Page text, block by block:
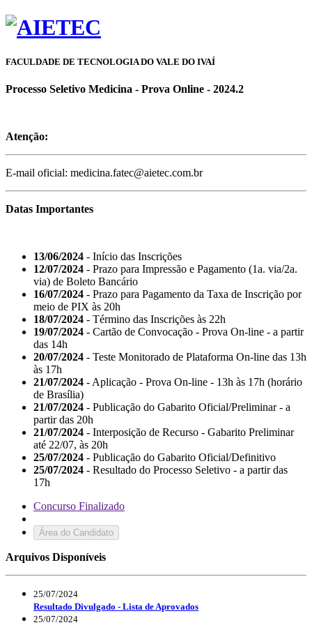
FACULDADE DE TECNOLOGIA DO VALE DO IVAÍ
Processo Seletivo Medicina - Prova Online - 2024.2
Atenção:
E-mail oficial: medicina.fatec@aietec.com.br
Datas Importantes
13/06/2024 - Início das Inscrições
12/07/2024 - Prazo para Impressão e Pagamento (1a. via/2a.
via) de Boleto Bancário
16/07/2024 - Prazo para Pagamento da Taxa de Inscrição por
meio de PIX às 20h
18/07/2024 - Término das Inscrições às 22h
19/07/2024 - Cartão de Convocação - Prova On-line - a partir
das 14h
20/07/2024 - Teste Monitorado de Plataforma On-line das 13h
às 17h
21/07/2024 - Aplicação - Prova On-line - 13h às 17h (horário
de Brasília)
21/07/2024 - Publicação do Gabarito Oficial/Preliminar - a
partir das 20h
21/07/2024 - Interposição de Recurso - Gabarito Preliminar
até 22/07, às 20h
25/07/2024 - Publicação do Gabarito Oficial/Definitivo
25/07/2024 - Resultado do Processo Seletivo - a partir das
17h
Concurso Finalizado
Área do Candidato
Arquivos Disponíveis
25/07/2024
Resultado Divulgado - Lista de Aprovados
25/07/2024